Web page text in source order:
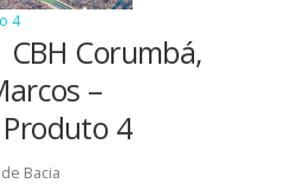
4
Corumbá,
–
4
Bacia